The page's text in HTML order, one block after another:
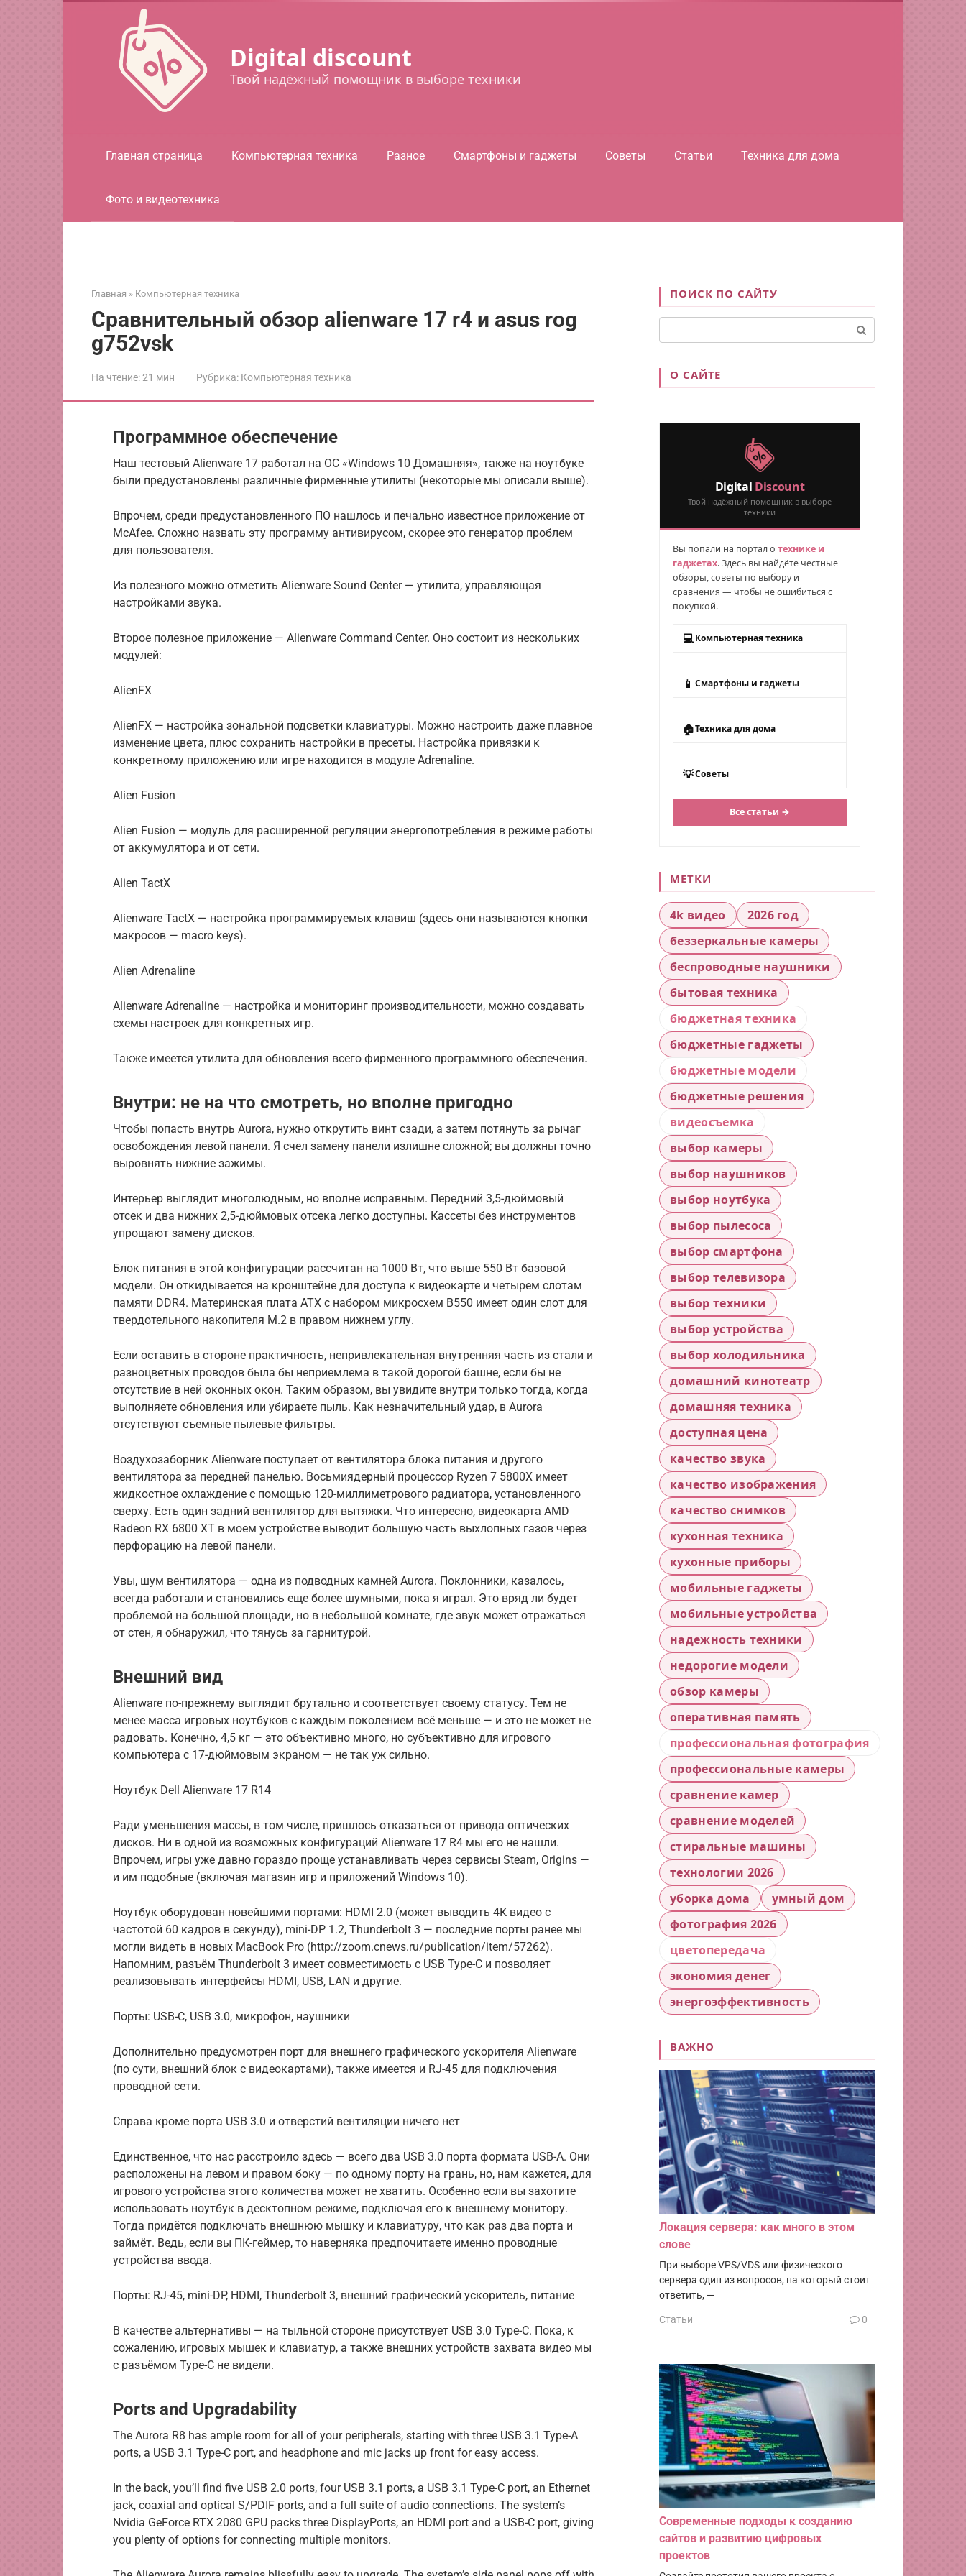
Digital discount
Твой надёжный помощник в выборе техники
Главная страница Компьютерная техника Разное Смартфоны и гаджеты Советы Статьи Техника для дома
Фото и видеотехника
Главная » Компьютерная техника
Сравнительный обзор alienware 17 r4 и asus rog
g752vsk
На чтение:21 мин Рубрика: Компьютерная техника
Программное обеспечение
Наш тестовый Alienware 17 работал на ОС «Windows 10 Домашняя», также на ноутбуке
были предустановлены различные фирменные утилиты (некоторые мы описали выше).
Впрочем, среди предустановленного ПО нашлось и печально известное приложение от
McAfee. Сложно назвать эту программу антивирусом, скорее это генератор проблем
для пользователя.
Из полезного можно отметить Alienware Sound Center — утилита, управляющая
настройками звука.
Второе полезное приложение — Alienware Command Center. Оно состоит из нескольких
модулей:
AlienFX
AlienFX — настройка зональной подсветки клавиатуры. Можно настроить даже плавное
изменение цвета, плюс сохранить настройки в пресеты. Настройка привязки к
конкретному приложению или игре находится в модуле Adrenaline.
Alien Fusion
Alien Fusion — модуль для расширенной регуляции энергопотребления в режиме работы
от аккумулятора и от сети.
Alien TactX
Alienware TactX — настройка программируемых клавиш (здесь они называются кнопки
макросов — macro keys).
Alien Adrenaline
Alienware Adrenaline — настройка и мониторинг производительности, можно создавать
схемы настроек для конкретных игр.
Также имеется утилита для обновления всего фирменного программного обеспечения.
Внутри: не на что смотреть, но вполне пригодно
Чтобы попасть внутрь Aurora, нужно открутить винт сзади, а затем потянуть за рычаг
освобождения левой панели. Я счел замену панели излишне сложной; вы должны точно
выровнять нижние зажимы.
Интерьер выглядит многолюдным, но вполне исправным. Передний 3,5-дюймовый
отсек и два нижних 2,5-дюймовых отсека легко доступны. Кассеты без инструментов
упрощают замену дисков.
Блок питания в этой конфигурации рассчитан на 1000 Вт, что выше 550 Вт базовой
модели. Он откидывается на кронштейне для доступа к видеокарте и четырем слотам
памяти DDR4. Материнская плата ATX с набором микросхем B550 имеет один слот для
твердотельного накопителя M.2 в правом нижнем углу.
Если оставить в стороне практичность, непривлекательная внутренняя часть из стали и
разноцветных проводов была бы неприемлема в такой дорогой башне, если бы не
отсутствие в ней оконных окон. Таким образом, вы увидите внутри только тогда, когда
выполняете обновления или убираете пыль. Как незначительный удар, в Aurora
отсутствуют съемные пылевые фильтры.
Воздухозаборник Alienware поступает от вентилятора блока питания и другого
вентилятора за передней панелью. Восьмиядерный процессор Ryzen 7 5800X имеет
жидкостное охлаждение с помощью 120-миллиметрового радиатора, установленного
сверху. Есть один задний вентилятор для вытяжки. Что интересно, видеокарта AMD
Radeon RX 6800 XT в моем устройстве выводит большую часть выхлопных газов через
перфорацию на левой панели.
Увы, шум вентилятора — одна из подводных камней Aurora. Поклонники, казалось,
всегда работали и становились еще более шумными, пока я играл. Это вряд ли будет
проблемой на большой площади, но в небольшой комнате, где звук может отражаться
от стен, я обнаружил, что тянусь за гарнитурой.
Внешний вид
Alienware по-прежнему выглядит брутально и соответствует своему статусу. Тем не
менее масса игровых ноутбуков с каждым поколением всё меньше — и это не может не
радовать. Конечно, 4,5 кг — это объективно много, но субъективно для игрового
компьютера с 17-дюймовым экраном — не так уж сильно.
Ноутбук Dell Alienware 17 R14
Ради уменьшения массы, в том числе, пришлось отказаться от привода оптических
дисков. Ни в одной из возможных конфигураций Alienware 17 R4 мы его не нашли.
Впрочем, игры уже давно гораздо проще устанавливать через сервисы Steam, Origins —
и им подобные (включая магазин игр и приложений Windows 10).
Ноутбук оборудован новейшими портами: HDMI 2.0 (может выводить 4К видео с
частотой 60 кадров в секунду), mini-DP 1.2, Thunderbolt 3 — последние порты ранее мы
могли видеть в новых MacBook Pro (http://zoom.cnews.ru/publication/item/57262).
Напомним, разъём Thunderbolt 3 имеет совместимость с USB Type-C и позволяет
реализовывать интерфейсы HDMI, USB, LAN и другие.
Порты: USB-C, USB 3.0, микрофон, наушники
Дополнительно предусмотрен порт для внешнего графического ускорителя Alienware
(по сути, внешний блок с видеокартами), также имеется и RJ-45 для подключения
проводной сети.
Справа кроме порта USB 3.0 и отверстий вентиляции ничего нет
Единственное, что нас расстроило здесь — всего два USB 3.0 порта формата USB-A. Они
расположены на левом и правом боку — по одному порту на грань, но, нам кажется, для
игрового устройства этого количества может не хватить. Особенно если вы захотите
использовать ноутбук в десктопном режиме, подключая его к внешнему монитору.
Тогда придётся подключать внешнюю мышку и клавиатуру, что как раз два порта и
займёт. Ведь, если вы ПК-геймер, то наверняка предпочитаете именно проводные
устройства ввода.
Порты: RJ-45, mini-DP, HDMI, Thunderbolt 3, внешний графический ускоритель, питание
В качестве альтернативы — на тыльной стороне присутствует USB 3.0 Type-C. Пока, к
сожалению, игровых мышек и клавиатур, а также внешних устройств захвата видео мы
с разъёмом Type-C не видели.
Ports and Upgradability
The Aurora R8 has ample room for all of your peripherals, starting with three USB 3.1 Type-A
ports, a USB 3.1 Type-C port, and headphone and mic jacks up front for easy access.
In the back, you’ll find five USB 2.0 ports, four USB 3.1 ports, a USB 3.1 Type-C port, an Ethernet
jack, coaxial and optical S/PDIF ports, and a full suite of audio connections. The system’s
Nvidia GeForce RTX 2080 GPU packs three DisplayPorts, an HDMI port and a USB-C port, giving
you plenty of options for connecting multiple monitors.
ПОИСК ПО САЙТУ
О САЙТЕ
Digital Discount
Твой надёжный помощник в выборе
техники
Вы попали на портал о технике и
гаджетах. Здесь вы найдёте честные
обзоры, советы по выбору и
сравнения — чтобы не ошибиться с
покупкой.
💻 Компьютерная техника
📱 Смартфоны и гаджеты
🏠Техника для дома
💡Советы
Все статьи →
МЕТКИ
4k видео
2026 год
беззеркальные камеры
беспроводные наушники
бытовая техника
бюджетная техника
бюджетные гаджеты
бюджетные модели
бюджетные решения
видеосъемка
выбор камеры
выбор наушников
выбор ноутбука
выбор пылесоса
выбор смартфона
выбор телевизора
выбор техники
выбор устройства
выбор холодильника
домашний кинотеатр
домашняя техника
доступная цена
качество звука
качество изображения
качество снимков
кухонная техника
кухонные приборы
мобильные гаджеты
мобильные устройства
надежность техники
недорогие модели
обзор камеры
оперативная память
профессиональная фотография
профессиональные камеры
сравнение камер
сравнение моделей
стиральные машины
технологии 2026
уборка дома
умный дом
фотография 2026
цветопередача
экономия денег
энергоэффективность
ВАЖНО
Локация сервера: как много в этом
слове
При выборе VPS/VDS или физического
сервера один из вопросов, на который стоит
ответить, —
Статьи 0
Современные подходы к созданию
сайтов и развитию цифровых
проектов